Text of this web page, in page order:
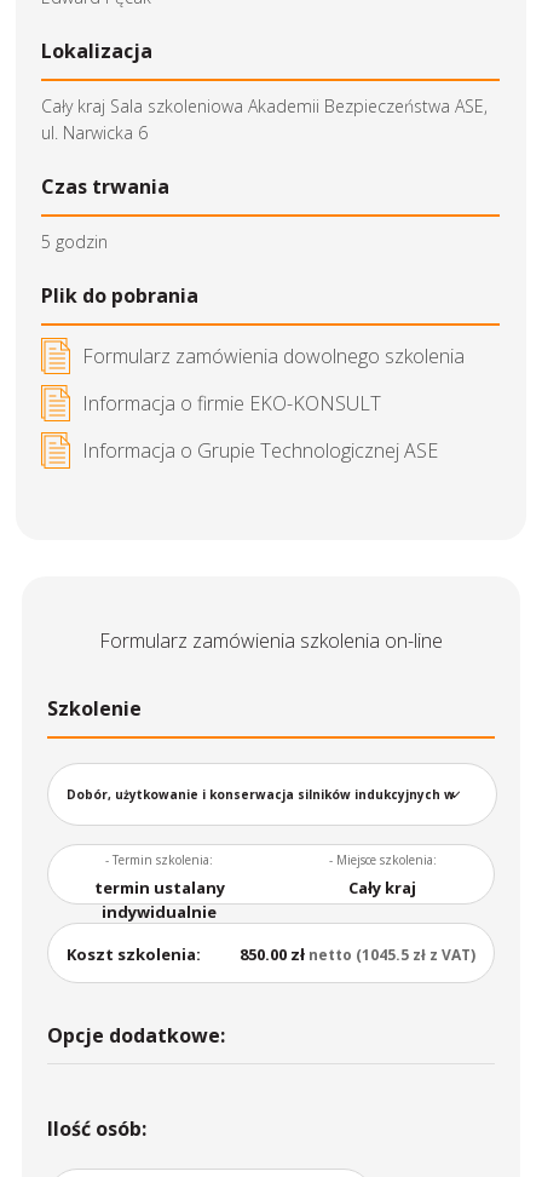
Lokalizacja
Cały kraj Sala szkoleniowa Akademii Bezpieczeństwa ASE,
ul. Narwicka 6
Czas trwania
5 godzin
Plik do pobrania
Formularz zamówienia dowolnego szkolenia
Informacja o firmie EKO-KONSULT
Informacja o Grupie Technologicznej ASE
Formularz zamówienia szkolenia on-line
Szkolenie
Dobór, użytkowanie i konserwacja silników indukcyjnych w
wykonaniu przeciwwybuchowym instalowanych w atmosferach
potencjalnie wybuchowych, gazowych i pyłowych
- Termin szkolenia:
termin ustalany
indywidualnie
- Miejsce szkolenia:
Cały kraj
Koszt szkolenia: 850.00 zł netto (1045.5 zł z VAT)
Opcje dodatkowe:
Ilość osób: